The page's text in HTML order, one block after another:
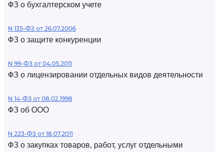
ФЗ о бухгалтерском учете
N 135-ФЗ от 26.07.2006
ФЗ о защите конкуренции
N 99-ФЗ от 04.05.2011
ФЗ о лицензировании отдельных видов деятельности
N 14-ФЗ от 08.02.1998
ФЗ об ООО
N 223-ФЗ от 18.07.2011
ФЗ о закупках товаров, работ, услуг отдельными